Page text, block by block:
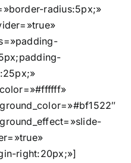
radius:5px;»
right:20px;»]